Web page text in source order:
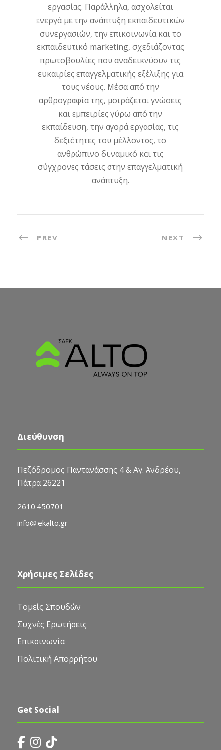
εργασίας. Παράλληλα, ασχολείται
ενεργά με την ανάπτυξη εκπαιδευτικών
συνεργασιών, την επικοινωνία και το
εκπαιδευτικό marketing, σχεδιάζοντας
πρωτοβουλίες που αναδεικνύουν τις
ευκαιρίες επαγγελματικής εξέλιξης για
τους νέους. Μέσα από την
αρθρογραφία της, μοιράζεται γνώσεις
και εμπειρίες γύρω από την
εκπαίδευση, την αγορά εργασίας, τις
δεξιότητες του μέλλοντος, το
ανθρώπινο δυναμικό και τις
σύγχρονες τάσεις στην επαγγελματική
ανάπτυξη.
PREV NEXT
Διεύθυνση
Πεζόδρομος Παντανάσσης 4 & Αγ. Ανδρέου,
Πάτρα 26221
2610 450701
info@iekalto.gr
Χρήσιμες Σελίδες
Τομείς Σπουδών
Συχνές Ερωτήσεις
Επικοινωνία
Πολιτική Απορρήτου
Get Social